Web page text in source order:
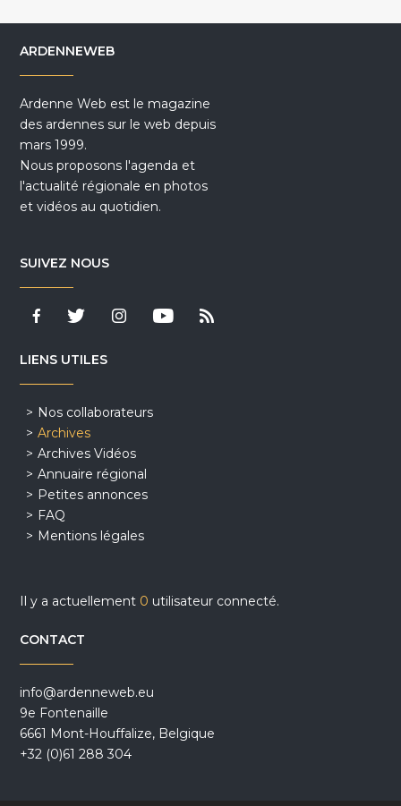
ARDENNEWEB
Ardenne Web est le magazine
des ardennes sur le web depuis
mars 1999.
Nous proposons l'agenda et
l'actualité régionale en photos
et vidéos au quotidien.
SUIVEZ NOUS
LIENS UTILES
Nos collaborateurs
Archives
Archives Vidéos
Annuaire régional
Petites annonces
FAQ
Mentions légales
Il y a actuellement 0 utilisateur connecté.
CONTACT
info@ardenneweb.eu
9e Fontenaille
6661 Mont-Houffalize, Belgique
+32 (0)61 288 304